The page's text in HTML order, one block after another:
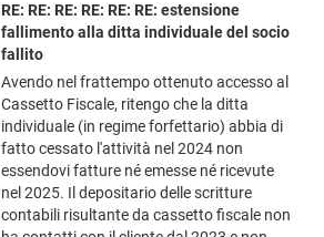
RE: RE: RE: RE: RE: RE: estensione
fallimento alla ditta individuale del socio
fallito
Avendo nel frattempo ottenuto accesso al
Cassetto Fiscale, ritengo che la ditta
individuale (in regime forfettario) abbia di
fatto cessato l'attività nel 2024 non
essendovi fatture né emesse né ricevute
nel 2025. Il depositario delle scritture
contabili risultante da cassetto fiscale non